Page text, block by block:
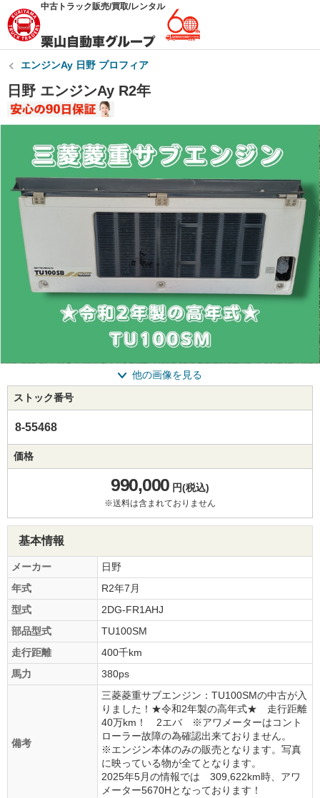
中古トラック販売/買取/レンタル
エンジンAy 日野 プロフィア
日野 エンジンAy R2年
他の画像を見る
ストック番号
8-55468
価格
990,000 円(税込)
※送料は含まれておりません
基本情報
メーカー
日野
年式
R2年7月
型式
2DG-FR1AHJ
部品型式
TU100SM
走行距離
400千km
馬力
380ps
備考
三菱菱重サブエンジン：TU100SMの中古が入
りました！★令和2年製の高年式★ 走行距離
40万km！ 2エバ ※アワメーターはコント
ローラー故障の為確認出来ておりません。
※エンジン本体のみの販売となります。写真
に映っている物が全てとなります。
2025年5月の情報では 309,622km時、アワ
メーター5670Hとなっております！